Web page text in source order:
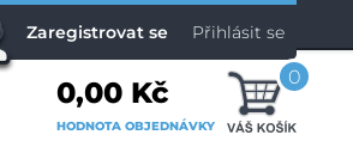
Zaregistrovat se Přihlásit se
0,00 Kč
HODNOTA OBJEDNÁVKY
0